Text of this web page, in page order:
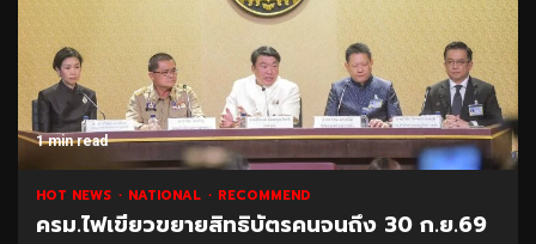
1 min read
HOT NEWS NATIONAL RECOMMEND
ครม.ไฟเขียวขยายสิทธิบัตรคนจนถึง 30 ก.ย.69